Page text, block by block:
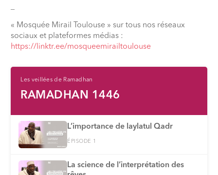
« Mosquée Mirail Toulouse » sur tous nos réseaux
sociaux et plateformes médias :
⁠https://linktr.ee/mosqueemirailtoulouse
Les veillées de Ramadhan
RAMADHAN 1446
L’importance de laylatul Qadr
ÉPISODE 1
La science de l’interprétation des